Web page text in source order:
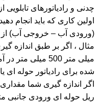
چدنی و رادیاتورهای
اولین کاری که باید انجام
(ورودی آب – خروجی آب)
مثال ، اگر بر طبق اندازه
میلی متر 500
شده برای رادیاتور حوله ای یا
اگر اندازه گیری شما
ریل حوله ای ورودی جانبی